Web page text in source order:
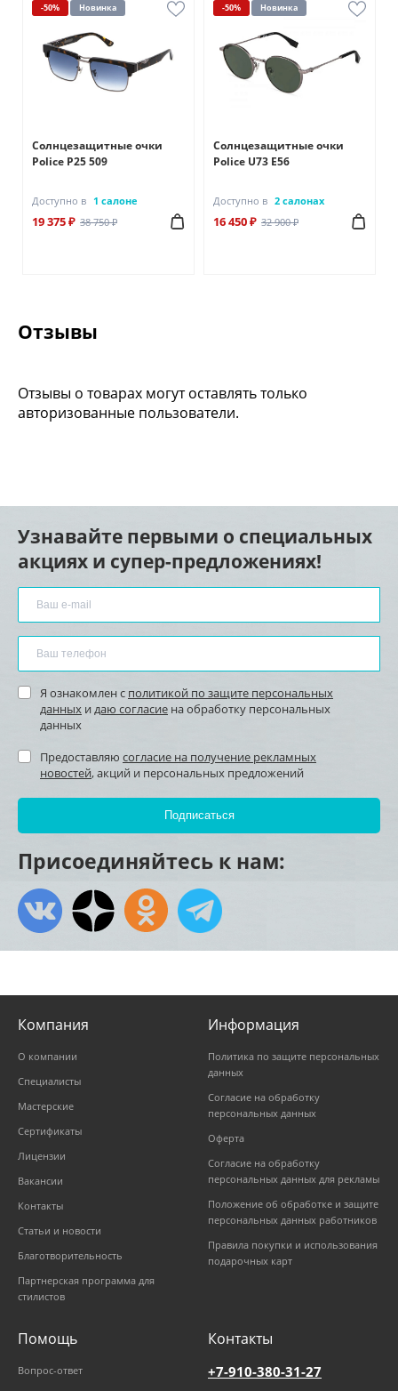
-50% Новинка
Солнцезащитные очки
Police P25 509
Доступно в 1 салоне
19 375 ₽ 38 750 ₽
-50% Новинка
Солнцезащитные очки
Police U73 E56
Доступно в 2 салонах
16 450 ₽ 32 900 ₽
Отзывы
Отзывы о товарах могут оставлять только
авторизованные пользователи.
Узнавайте первыми о специальных
акциях и супер-предложениях!
Я ознакомлен с политикой по защите персональных
данных и даю согласие на обработку персональных
данных
Предоставляю согласие на получение рекламных
новостей, акций и персональных предложений
Присоединяйтесь к нам:
Компания
О компании
Специалисты
Мастерские
Сертификаты
Лицензии
Вакансии
Контакты
Статьи и новости
Благотворительность
Партнерская программа для
стилистов
Информация
Политика по защите персональных
данных
Согласие на обработку
персональных данных
Оферта
Согласие на обработку
персональных данных для рекламы
Положение об обработке и защите
персональных данных работников
Правила покупки и использования
подарочных карт
Помощь
Вопрос-ответ
Контакты
+7-910-380-31-27